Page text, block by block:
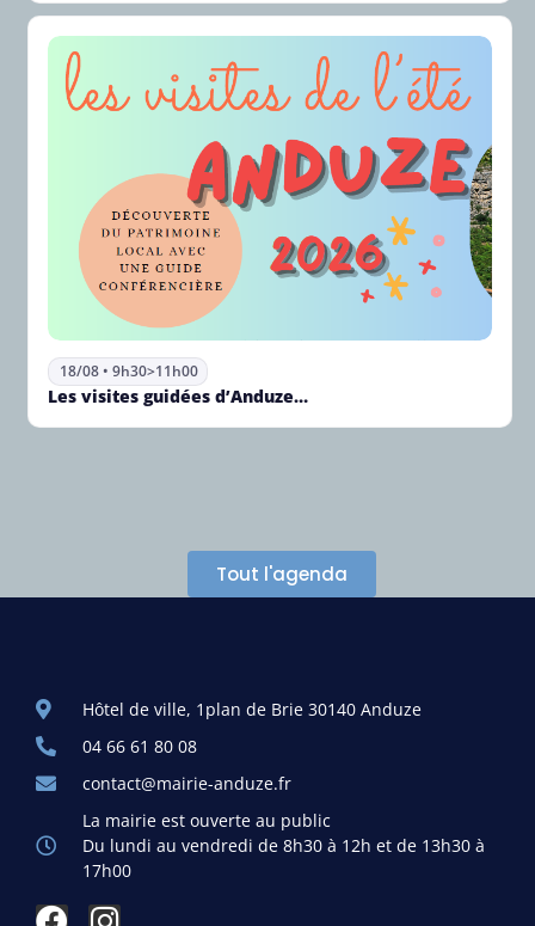
Les visites guidées d’Anduze…
18/08 • 9h30>11h00
Tout l'agenda
Hôtel de ville, 1plan de Brie 30140 Anduze
04 66 61 80 08
contact@mairie-anduze.fr
La mairie est ouverte au public
Du lundi au vendredi de 8h30 à 12h et de 13h30 à
17h00